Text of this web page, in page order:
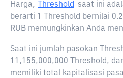
Harga, Threshold saat ini
berarti 1 Threshold bernilai
RUB memungkinkan Anda
Saat ini jumlah pasokan
11,155,000,000 Threshold,
memiliki total kapitalisasi